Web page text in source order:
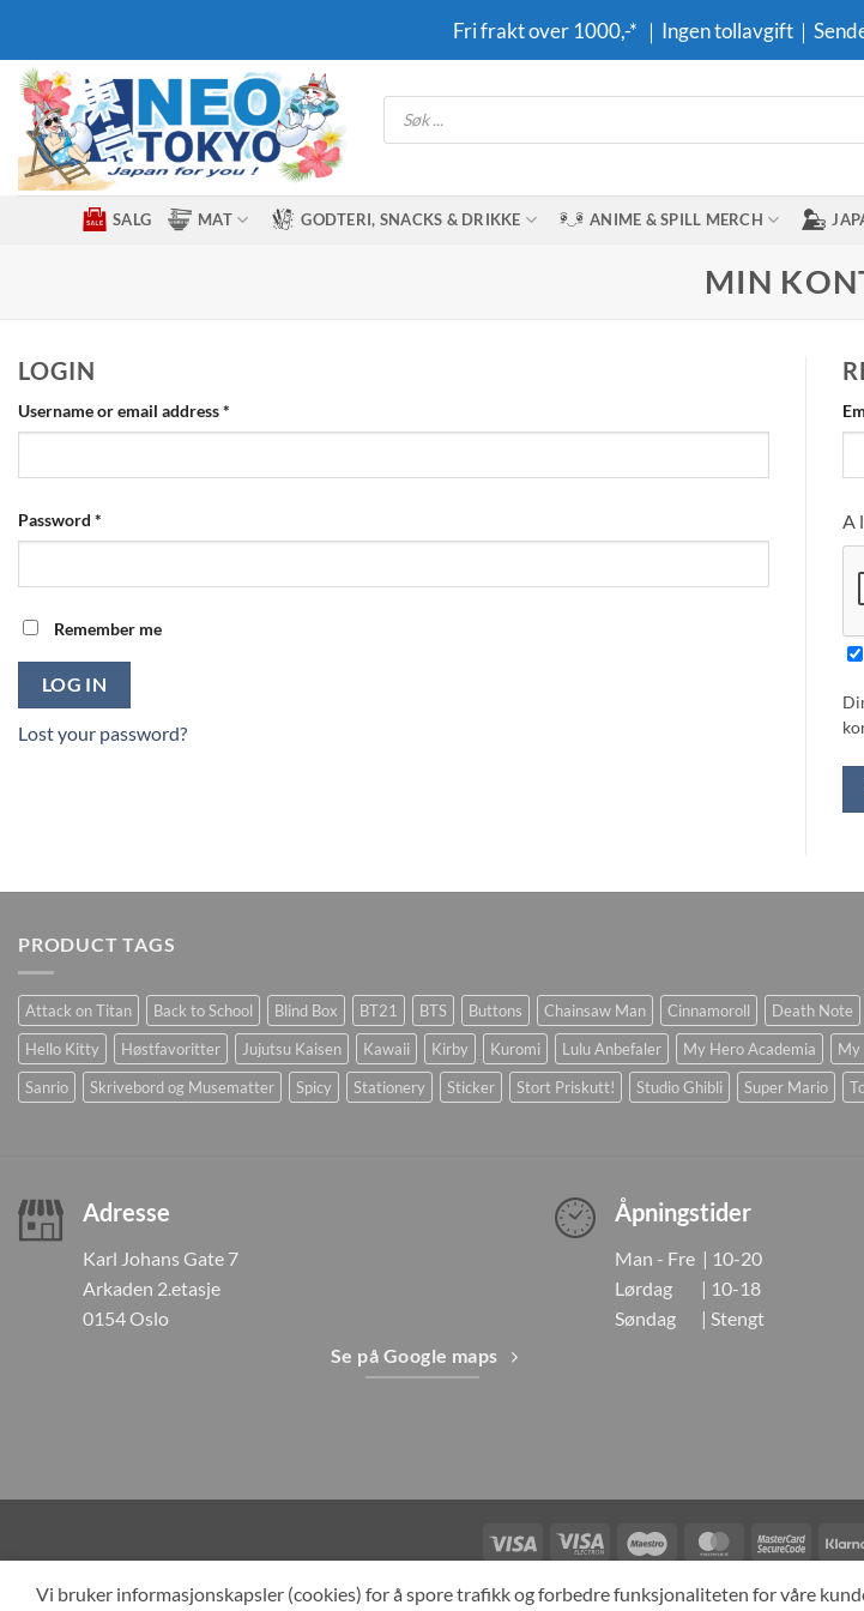
content
Fri frakt over 1000,-* ｜Ingen tollavgift｜
Products
search
SALG MAT GODTERI, SNACKS & DRIKKE ANIME & SPILL MERCH
MIN
LOGIN
Username or email address*
Password *
Remember me
LOG IN
Lost your password?
A
PRODUCT TAGS
Attack on Titan Back to School Blind Box BT21 BTS Buttons Chainsaw Man Cinnamoroll Death Note
Hello Kitty
Høstfavoritter Jujutsu Kaisen Kawaii Kirby Kuromi Lulu Anbefaler My Hero Academia My
Sanrio
Skrivebord og Musematter Spicy Stationery Sticker Stort Priskutt! Studio Ghibli Super Mario
Adresse
Karl Johans Gate 7
Arkaden 2.etasje
0154 Oslo
Se på Google maps
Åpningstider
Man - Fre | 10-20
Lørdag | 10-18
Søndag | Stengt
Visa
Visa
Electron
Maestro MasterCard
2
TILBAKEKALLINGER KONTAKT OSS OM OSS
Vi bruker informasjonskapsler (cookies) for å spore trafikk og forbedre funksjonaliteten for våre